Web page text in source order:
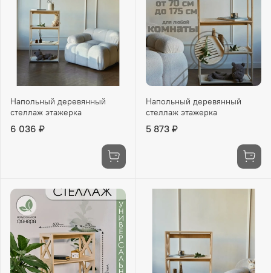
Напольный деревянный
стеллаж этажерка
6 036 ₽
Напольный деревянный
стеллаж этажерка
5 873 ₽